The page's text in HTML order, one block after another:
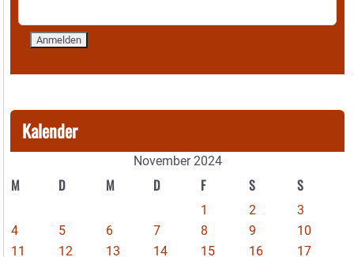
Kalender
November 2024
M D M D F S S
1 2
3
4
5 6 7 8 9
10
11
12 13 14 15 16
17